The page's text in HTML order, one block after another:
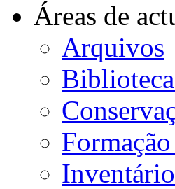
Áreas de
Arquivos
Inventário